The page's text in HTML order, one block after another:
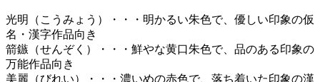
光明（こうみょう）・・・明かるい朱色で、優しい印象の仮
名・漢字作品向き
箭鏃（せんぞく）・・・鮮やな黄口朱色で、品のある印象の
万能作品向き
美麗（びれい）・・・濃いめの赤色で、落ち着いた印象の漢